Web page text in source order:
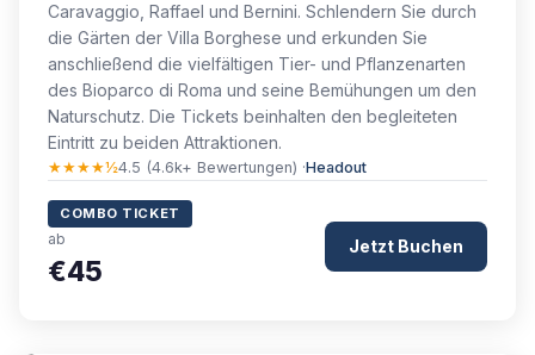
Caravaggio, Raffael und Bernini. Schlendern Sie durch
die Gärten der Villa Borghese und erkunden Sie
anschließend die vielfältigen Tier- und Pflanzenarten
des Bioparco di Roma und seine Bemühungen um den
Naturschutz. Die Tickets beinhalten den begleiteten
Eintritt zu beiden Attraktionen.
★★★★½4.5 (4.6k+ Bewertungen) ·Headout
COMBO TICKET
ab
€45
Jetzt Buchen